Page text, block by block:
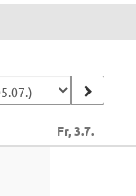
Fr, 3.7.